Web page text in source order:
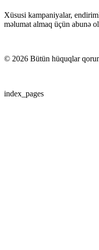
Xüsusi kampaniyalar,
məlumat almaq üçün abunə
© 2026 Bütün hüquqlar
index_pages